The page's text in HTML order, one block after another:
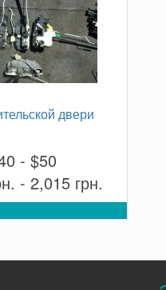
двери
- $50
- 2,015 грн.